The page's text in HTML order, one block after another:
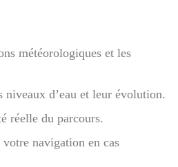
météorologiques et les
niveaux d’eau et leur évolution.
réelle du parcours.
votre navigation en cas